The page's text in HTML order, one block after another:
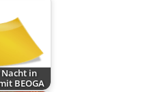
in
BEOGA